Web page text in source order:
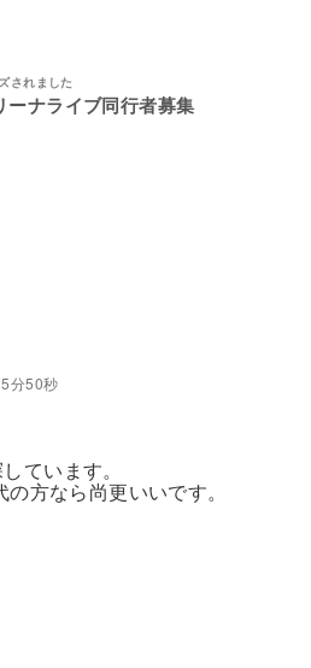
ーナライブ同行者募集
分50秒
ています。
方なら尚更いいです。